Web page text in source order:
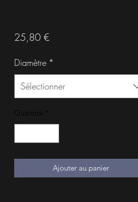
25,80 €Prix
Diamètre *
Sélectionner
Quantité *
Ajouter au panier